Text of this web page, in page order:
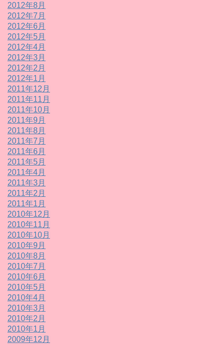
2012年8月
2012年7月
2012年6月
2012年5月
2012年4月
2012年3月
2012年2月
2012年1月
2011年12月
2011年11月
2011年10月
2011年9月
2011年8月
2011年7月
2011年6月
2011年5月
2011年4月
2011年3月
2011年2月
2011年1月
2010年12月
2010年11月
2010年10月
2010年9月
2010年8月
2010年7月
2010年6月
2010年5月
2010年4月
2010年3月
2010年2月
2010年1月
2009年12月